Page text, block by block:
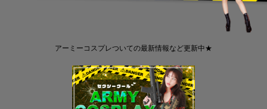
アーミーコスプレついての最新情報など更新中★